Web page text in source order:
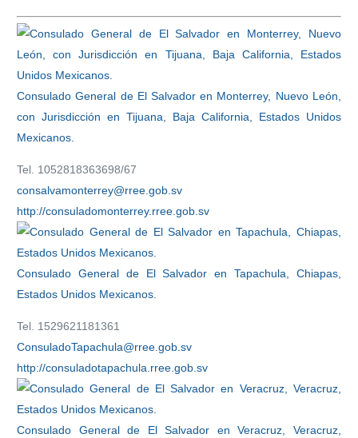
Consulado General de El Salvador en Monterrey, Nuevo León,
con Jurisdicción en Tijuana, Baja California, Estados Unidos
Mexicanos.
Tel. 1052818363698/67
consalvamonterrey@rree.gob.sv
http://consuladomonterrey.rree.gob.sv
Consulado General de El Salvador en Tapachula, Chiapas,
Estados Unidos Mexicanos.
Tel. 1529621181361
ConsuladoTapachula@rree.gob.sv
http://consuladotapachula.rree.gob.sv
Consulado General de El Salvador en Veracruz, Veracruz,